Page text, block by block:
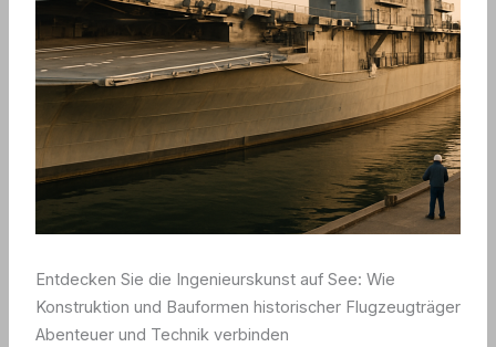
Entdecken Sie die Ingenieurskunst auf See: Wie
Konstruktion und Bauformen historischer Flugzeugträger
Abenteuer und Technik verbinden